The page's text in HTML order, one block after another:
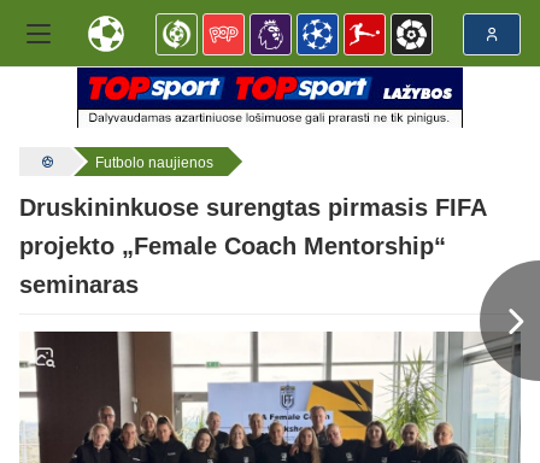
Futbolo naujienos
Druskininkuose surengtas pirmasis FIFA
projekto „Female Coach Mentorship“
seminaras